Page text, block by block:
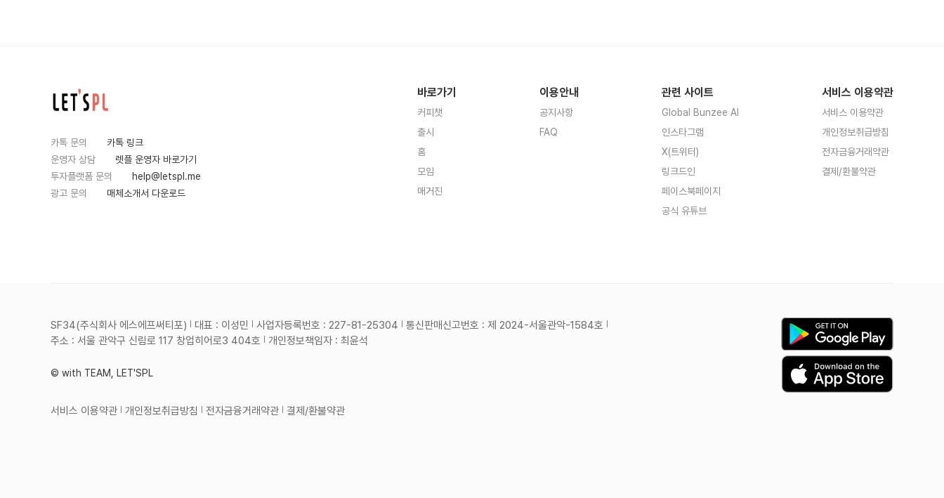
카톡 문의
카톡 링크
운영자 상담
렛플 운영자 바로가기
투자플랫폼 문의
help@letspl.me
광고 문의
매체소개서 다운로드
바로가기
커피챗
출시
홈
모임
매거진
이용안내
공지사항
FAQ
관련 사이트
Global Bunzee AI
인스타그램
X(트위터)
링크드인
페이스북페이지
공식 유튜브
서비스 이용약관
서비스 이용약관
개인정보취급방침
전자금융거래약관
결제/환불약관
SF34(주식회사 에스에프써티포) 대표 : 이성민 사업자등록번호 : 227-81-25304
통신판매신고번호 : 제 2024-서울관악-1584호
주소 : 서울 관악구 신림로 117 창업히어로3 404호
개인정보책임자 : 최윤석
© with TEAM, LET'SPL
서비스 이용약관 개인정보취급방침 전자금융거래약관 결제/환불약관